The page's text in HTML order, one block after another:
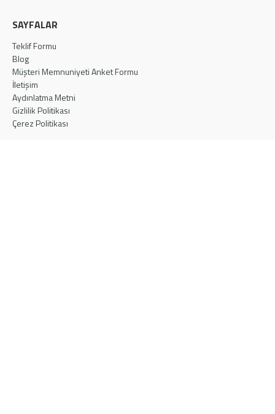
SAYFALAR
Teklif Formu
Blog
Müşteri Memnuniyeti Anket Formu
İletişim
Aydınlatma Metni
Gizlilik Politikası
Çerez Politikası